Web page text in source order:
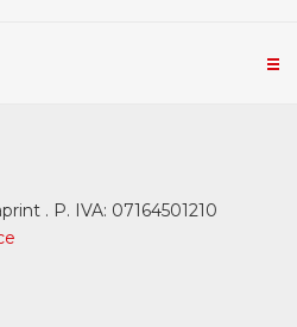
. P. IVA: 07164501210